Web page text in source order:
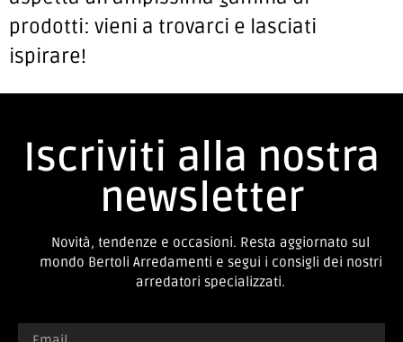
prodotti: vieni a trovarci e lasciati
ispirare!
Iscriviti alla nostra
newsletter
Novità, tendenze e occasioni. Resta aggiornato sul
mondo Bertoli Arredamenti e segui i consigli dei nostri
arredatori specializzati.